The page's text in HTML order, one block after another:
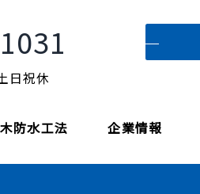
日祝休
防水工法 企業情報